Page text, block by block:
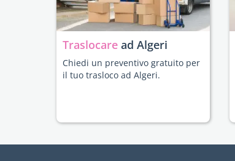
Traslocare ad Algeri
Chiedi un preventivo gratuito per
il tuo trasloco ad Algeri.